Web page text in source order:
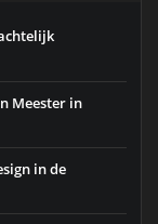
Meester in
in de